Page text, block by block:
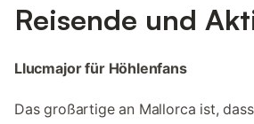
Reisende und
Llucmajor für Höhlenfans
Das großartige an Mallorca ist,